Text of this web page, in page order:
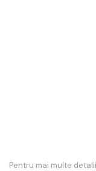
Pentru mai multe